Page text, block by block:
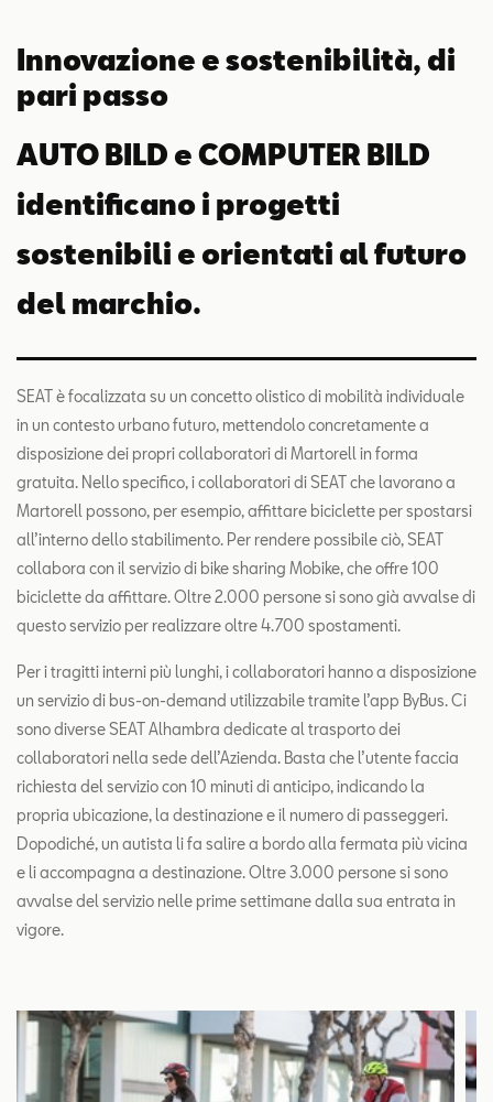
Innovazione e sostenibilità, di
pari passo
AUTO BILD e COMPUTER BILD
identificano i progetti
sostenibili e orientati al futuro
del marchio.
SEAT è focalizzata su un concetto olistico di mobilità individuale
in un contesto urbano futuro, mettendolo concretamente a
disposizione dei propri collaboratori di Martorell in forma
gratuita. Nello specifico, i collaboratori di SEAT che lavorano a
Martorell possono, per esempio, affittare biciclette per spostarsi
all’interno dello stabilimento. Per rendere possibile ciò, SEAT
collabora con il servizio di bike sharing Mobike, che offre 100
biciclette da affittare. Oltre 2.000 persone si sono già avvalse di
questo servizio per realizzare oltre 4.700 spostamenti.
Per i tragitti interni più lunghi, i collaboratori hanno a disposizione
un servizio di bus-on-demand utilizzabile tramite l’app ByBus. Ci
sono diverse SEAT Alhambra dedicate al trasporto dei
collaboratori nella sede dell’Azienda. Basta che l’utente faccia
richiesta del servizio con 10 minuti di anticipo, indicando la
propria ubicazione, la destinazione e il numero di passeggeri.
Dopodiché, un autista li fa salire a bordo alla fermata più vicina
e li accompagna a destinazione. Oltre 3.000 persone si sono
avvalse del servizio nelle prime settimane dalla sua entrata in
vigore.